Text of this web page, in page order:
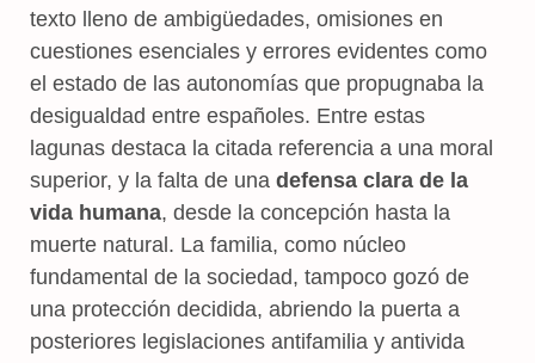
texto lleno de ambigüedades, omisiones en
cuestiones esenciales y errores evidentes como
el estado de las autonomías que propugnaba la
desigualdad entre españoles. Entre estas
lagunas destaca la citada referencia a una moral
superior, y la falta de una defensa clara de la
vida humana, desde la concepción hasta la
muerte natural. La familia, como núcleo
fundamental de la sociedad, tampoco gozó de
una protección decidida, abriendo la puerta a
posteriores legislaciones antifamilia y antivida